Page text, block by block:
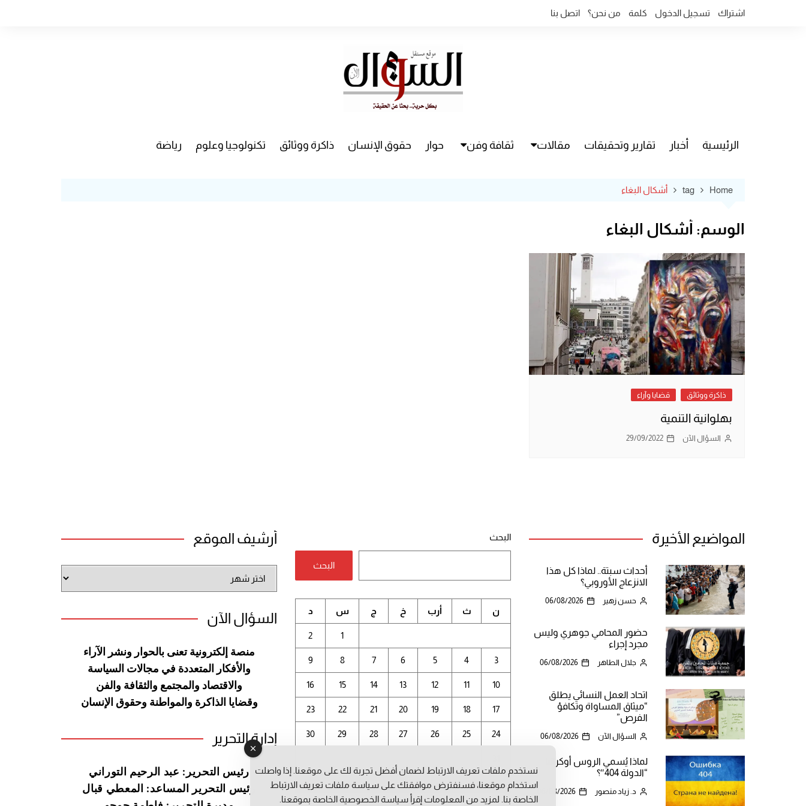
اشتراك تسجيل الدخول كلمة من نحن؟ اتصل بنا
الرئيسية أخبار تقارير وتحقيقات مقالات ثقافة وفن حوار حقوق الإنسان ذاكرة ووثائق تكنولوجيا وعلوم رياضة
Home
tag أشكال البغاء
الوسم: أشكال البغاء
ذاكرة ووثائق قضايا وآراء
بهلوانية التنمية
السؤال الآن 29/09/2022
المواضيع الأخيرة
أحداث سبتة.. لماذا كل هذا
الانزعاج الأوروبي؟
حسن زهير 06/08/2026
حضور المحامي جوهري وليس
مجرد إجراء
جلال الطاهر 06/08/2026
اتحاد العمل النسائي يطلق
“ميثاق المساواة وتكافؤ
الفرص”
السؤال الآن 06/08/2026
لماذا يُسمي الروس أوكرانيا
“الدولة 404″؟
د. زياد منصور 06/08/2026
البحث
البحث
أغسطس 2026
ن ث أرب خ ج س د
1
2
3
4
5
6
7
8
9
10
11
12
13
14
15
16
17
18
19
20
21
22
23
24
25
26
27
28
29
30
أرشيف الموقع
الموقع
السؤال الآن
منصة إلكترونية تعنى بالحوار ونشر
الآراء
والأفكار المتعددة في مجالات السياسة
والاقتصاد والمجتمع والثقافة والفن
وقضايا الذاكرة والمواطنة وحقوق الإنسان
إدارة التحرير
رئيس التحرير: عبد الرحيم التوراني
رئيس التحرير المساعد: المعطي قبال
نستخدم ملفات تعريف الارتباط لضمان أفضل تجربة لك على موقعنا. إذا واصلت
استخدام موقعنا، فسنفترض موافقتك على سياسة ملفات تعريف الارتباط
الخاصة بنا. لمزيد من المعلومات إقرأ سياسة الخصوصيةالخاصة بموقعنا.